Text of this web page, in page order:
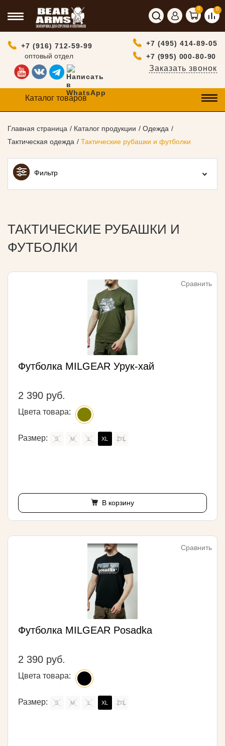
0 0
+7 (916) 712-59-99
оптовый отдел
+7 (495) 414-89-05
+7 (995) 000-80-90
Заказать звонок
Каталог товаров
Главная страница Каталог продукции
Одежда
Тактическая одежда
Тактические рубашки и футболки
Фильтр
ТАКТИЧЕСКИЕ РУБАШКИ И
ФУТБОЛКИ
Сравнить
Футболка MILGEAR Урук-хай
2 390 руб.
Цвета товара:
Размер: S M L XL 2XL
В корзину
Сравнить
Футболка MILGEAR Posadka
2 390 руб.
Цвета товара:
Размер: S M L XL 2XL